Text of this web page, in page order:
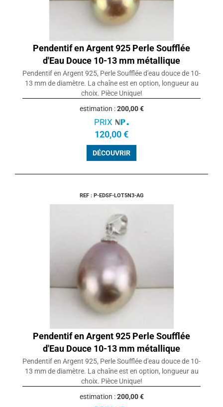
Pendentif en Argent 925 Perle Soufflée
d'Eau Douce 10-13 mm métallique
Pendentif en Argent 925, Perle Soufflée d'eau douce de 10-
13 mm de diamètre. La chaîne est en option, longueur au
choix. Pièce Unique!
estimation :200,00 €
PRIX
120,00 €
DÉCOUVRIR
REF : P-EDSF-LOT5N3-AG
Pendentif en Argent 925 Perle Soufflée
d'Eau Douce 10-13 mm métallique
Pendentif en Argent 925, Perle Soufflée d'eau douce de 10-
13 mm de diamètre. La chaîne est en option, longueur au
choix. Pièce Unique!
estimation :200,00 €